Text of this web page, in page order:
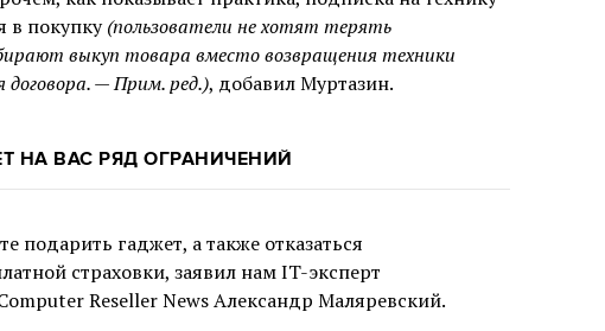
в покупку(пользователи не хотят терять
выкуп товара вместо возвращения техники
договора. — Прим. ред.), добавил Муртазин.
НА ВАС РЯД ОГРАНИЧЕНИЙ
подарить гаджет, а также отказаться
страховки, заявил нам IT-эксперт
Reseller News Александр Маляревский.